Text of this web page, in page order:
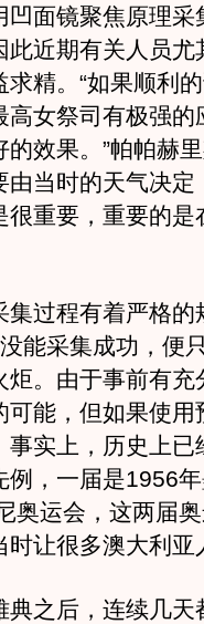
面镜聚焦原理采
近期有关人员尤
精。“如果顺利
高女祭司有极强的
效果。”帕帕赫
当时的天气决定
很重要，重要的是
过程有着严格的
能采集成功，便
。由于事前有充
能，但如果使用
实上，历史上已
例，一届是1956
奥运会，这两届
让很多澳大利亚
之后，连续几天